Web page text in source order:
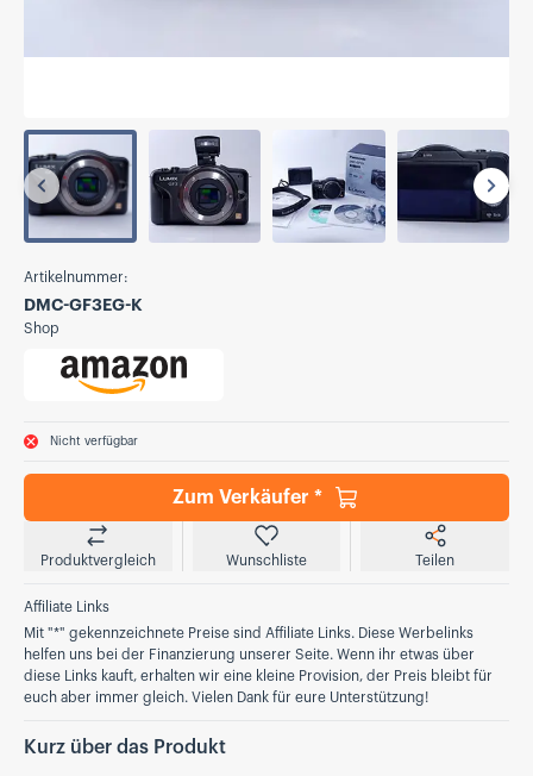
Vorherige
Artikelnummer:
DMC-GF3EG-K
Shop
Nicht verfügbar
Zum Verkäufer *
Produktvergleich Wunschliste Teilen
Affiliate Links
Mit "*" gekennzeichnete Preise sind Affiliate Links. Diese Werbelinks
helfen uns bei der Finanzierung unserer Seite. Wenn ihr etwas über
diese Links kauft, erhalten wir eine kleine Provision, der Preis bleibt für
euch aber immer gleich. Vielen Dank für eure Unterstützung!
Kurz über das Produkt